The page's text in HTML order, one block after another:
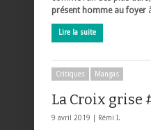
présent homme au foyer
Lire la suite
Critiques Mangas
La Croix grise
9 avril 2019 | Rémi I.